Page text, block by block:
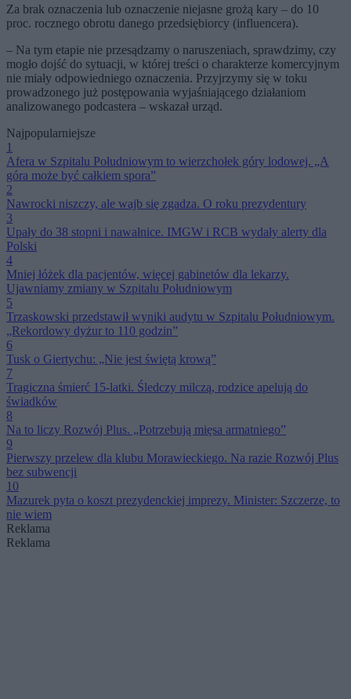
Za brak oznaczenia lub oznaczenie niejasne grożą kary – do 10
proc. rocznego obrotu danego przedsiębiorcy (influencera).
– Na tym etapie nie przesądzamy o naruszeniach, sprawdzimy, czy
mogło dojść do sytuacji, w której treści o charakterze komercyjnym
nie miały odpowiedniego oznaczenia. Przyjrzymy się w toku
prowadzonego już postępowania wyjaśniającego działaniom
analizowanego podcastera – wskazał urząd.
Najpopularniejsze
1
Afera w Szpitalu Południowym to wierzchołek góry lodowej. „A
góra może być całkiem spora”
2
Nawrocki niszczy, ale wajb się zgadza. O roku prezydentury
3
Upały do 38 stopni i nawałnice. IMGW i RCB wydały alerty dla
Polski
4
Mniej łóżek dla pacjentów, więcej gabinetów dla lekarzy.
Ujawniamy zmiany w Szpitalu Południowym
5
Trzaskowski przedstawił wyniki audytu w Szpitalu Południowym.
„Rekordowy dyżur to 110 godzin”
6
Tusk o Giertychu: „Nie jest świętą krową”
7
Tragiczna śmierć 15-latki. Śledczy milczą, rodzice apelują do
świadków
8
Na to liczy Rozwój Plus. „Potrzebują mięsa armatniego”
9
Pierwszy przelew dla klubu Morawieckiego. Na razie Rozwój Plus
bez subwencji
10
Mazurek pyta o koszt prezydenckiej imprezy. Minister: Szczerze, to
nie wiem
Reklama
Reklama